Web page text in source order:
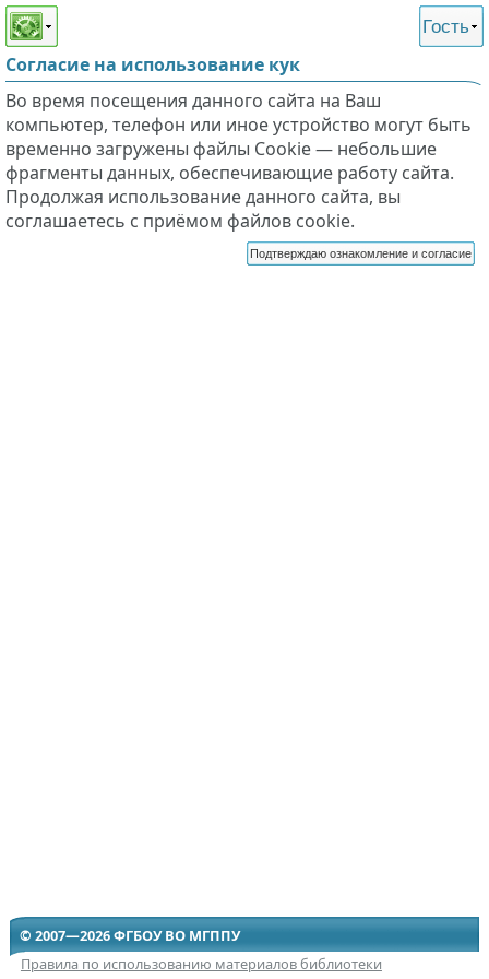
Этот сайт поддерживает
слабовидящих
Гость
Согласие на использование кук
Во время посещения данного сайта на Ваш
компьютер, телефон или иное устройство могут быть
временно загружены файлы Cookie — небольшие
фрагменты данных, обеспечивающие работу сайта.
Продолжая использование данного сайта, вы
соглашаетесь с приёмом файлов cookie.
Подтверждаю ознакомление и согласие
© 2007—2026 ФГБОУ ВО МГППУ
Правила по использованию материалов библиотеки